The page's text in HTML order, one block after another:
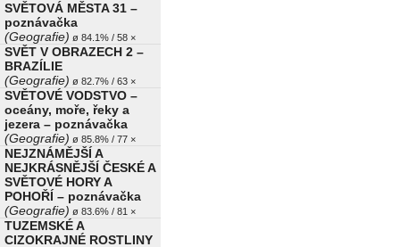
SVĚTOVÁ MĚSTA 31 –
poznávačka
(Geografie) ø 84.1% / 58 ×
SVĚT V OBRAZECH 2 –
BRAZÍLIE
(Geografie) ø 82.7% / 63 ×
SVĚTOVÉ VODSTVO –
oceány, moře, řeky a
jezera – poznávačka
(Geografie) ø 85.8% / 77 ×
NEJZNÁMĚJŠÍ A
NEJKRÁSNĚJŠÍ ČESKÉ A
SVĚTOVÉ HORY A
POHOŘÍ – poznávačka
(Geografie) ø 83.6% / 81 ×
TUZEMSKÉ A
CIZOKRAJNÉ ROSTLINY